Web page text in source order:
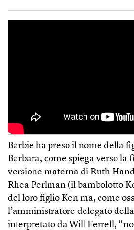
Barbie ha preso il nome della
Barbara, come spiega verso la
versione materna di Ruth
Rhea Perlman (il bambolotto
del loro figlio Ken ma, come
l’amministratore delegato
interpretato da Will Ferrell,